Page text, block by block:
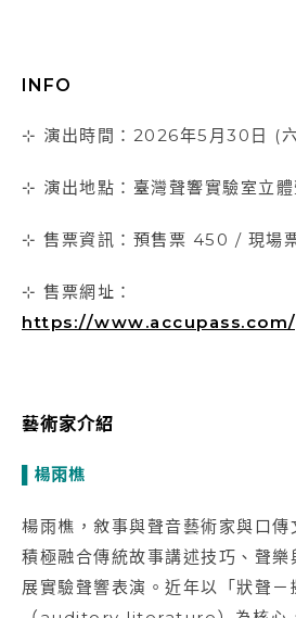
INFO
⊹ 演出時間：2026年5月30日 (
⊹ 演出地點：臺灣聲響實驗室立
⊹ 售票資訊：預售票 450 / 現場
⊹ 售票網址：
https://
藝術家介紹
▌楊雨樵
楊雨樵，敘事與聲音藝術家與口傳
積極融合傳統故事講述技巧、聲
展實驗聲響表演。近年以「狀聲